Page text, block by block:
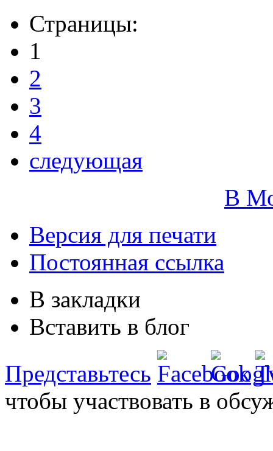
Страницы:
1
2
3
4
следующая
В
Версия для печати
Постоянная ссылка
В закладки
Вставить в блог
Представьтесь
чтобы участвовать в